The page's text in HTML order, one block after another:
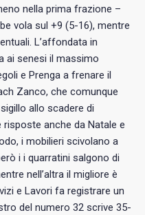
nella prima frazione –
vola sul +9 (5-16), mentre
L’affondata in
ai senesi il massimo
e Prenga a frenare il
Zanco, che comunque
allo scadere di
anche da Natale e
i mobilieri scivolano a
i i quarratini salgono di
nell’altra il migliore è
e Lavori fa registrare un
del numero 32 scrive 35-